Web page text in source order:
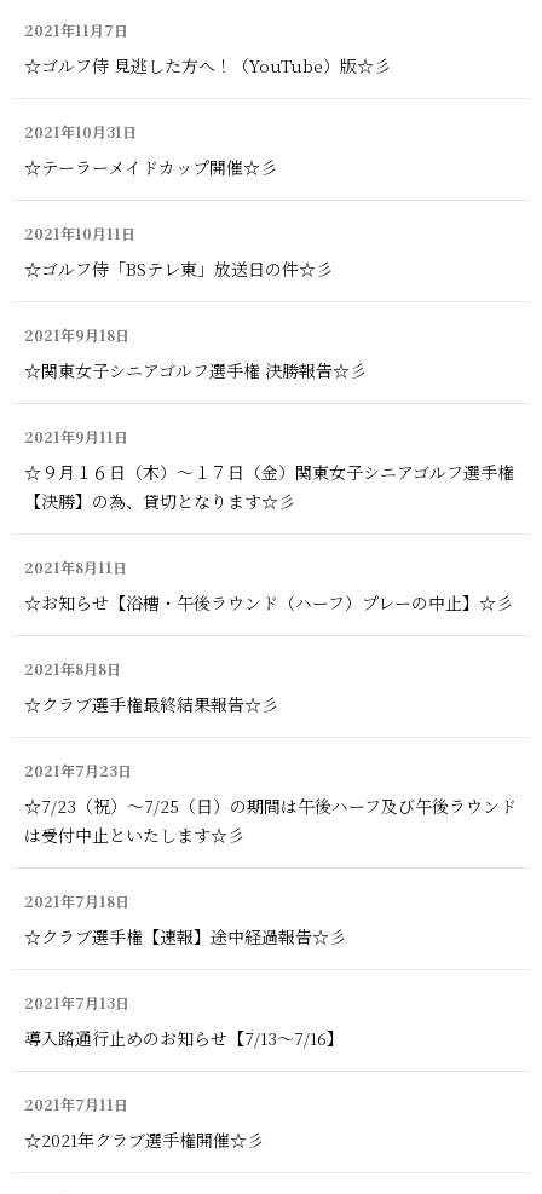
2021年11月7日
☆ゴルフ侍 見逃した方へ！（YouTube）版☆彡
2021年10月31日
☆テーラーメイドカップ開催☆彡
2021年10月11日
☆ゴルフ侍「BSテレ東」放送日の件☆彡
2021年9月18日
☆関東女子シニアゴルフ選手権 決勝報告☆彡
2021年9月11日
☆９月１６日（木）～１７日（金）関東女子シニアゴルフ選手権
【決勝】の為、貸切となります☆彡
2021年8月11日
☆お知らせ【浴槽・午後ラウンド（ハーフ）プレーの中止】☆彡
2021年8月8日
☆クラブ選手権最終結果報告☆彡
2021年7月23日
☆7/23（祝）～7/25（日）の期間は午後ハーフ及び午後ラウンド
は受付中止といたします☆彡
2021年7月18日
☆クラブ選手権【速報】途中経過報告☆彡
2021年7月13日
導入路通行止めのお知らせ【7/13～7/16】
2021年7月11日
☆2021年クラブ選手権開催☆彡